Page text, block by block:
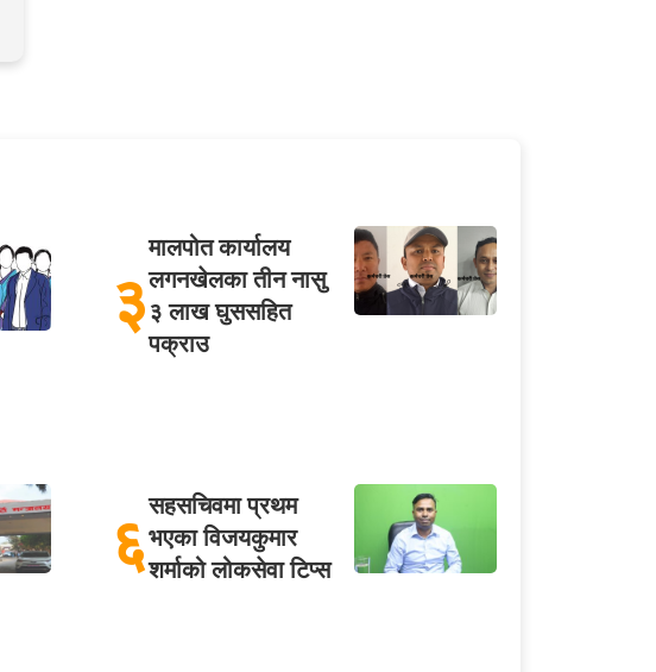
३
मालपोत कार्यालय
लगनखेलका तीन नासु
३ लाख घुससहित
पक्राउ
६सहसचिवमा प्रथम
भएका विजयकुमार
शर्माको लोकसेवा टिप्स